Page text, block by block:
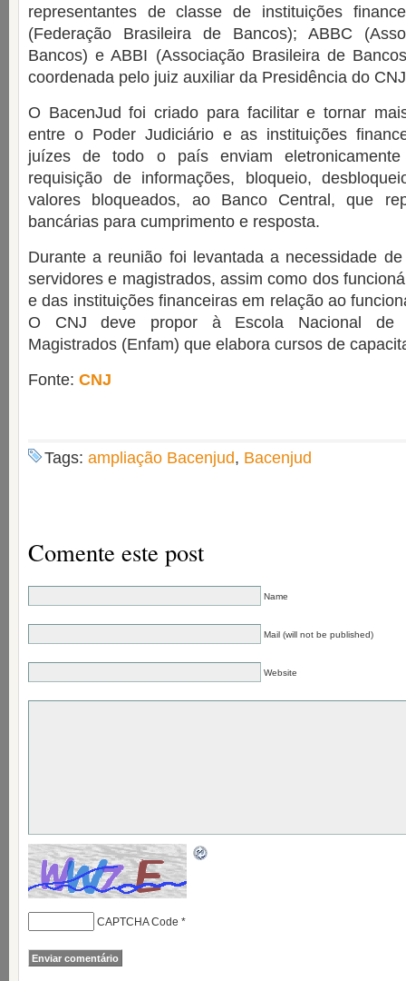
representantes de classe de instituições
(Federação Brasileira de Bancos); ABBC
Bancos) e ABBI (Associação Brasileira de
coordenada pelo juiz auxiliar da Presidência do
O BacenJud foi criado para facilitar e tornar
entre o Poder Judiciário e as instituições
juízes de todo o país enviam
requisição de informações, bloqueio,
valores bloqueados, ao Banco Central, que
bancárias para cumprimento e resposta.
Durante a reunião foi levantada a necessidade
servidores e magistrados, assim como dos
e das instituições financeiras em relação ao
O CNJ deve propor à Escola Nacional de
Magistrados (Enfam) que elabora cursos de
Fonte: CNJ
Tags: ampliação Bacenjud, Bacenjud
Comente este post
Name
Mail (will not be published)
Website
CAPTCHA Code *